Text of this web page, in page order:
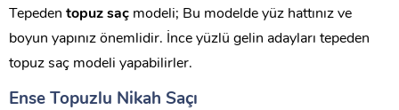
Tepeden topuz saç modeli; Bu modelde yüz hattınız ve
boyun yapınız önemlidir. İnce yüzlü gelin adayları tepeden
topuz saç modeli yapabilirler.
Ense Topuzlu Nikah Saçı